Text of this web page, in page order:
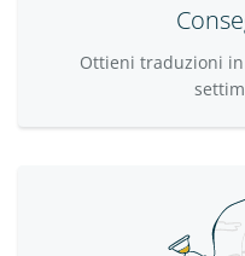
Ottieni traduzioni